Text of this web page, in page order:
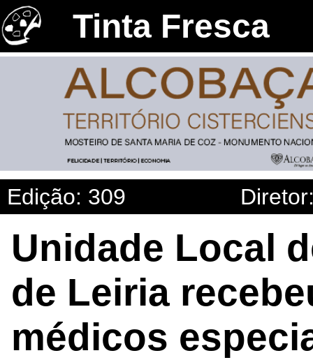
Tinta Fresca
Edição: 309
Unidade Local
de Leiria
médicos